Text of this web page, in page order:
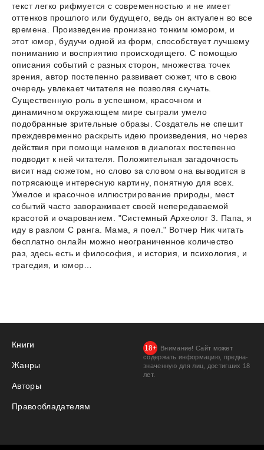
текст легко рифмуется с современностью и не имеет
оттенков прошлого или будущего, ведь он актуален во все
времена. Произведение пронизано тонким юмором, и
этот юмор, будучи одной из форм, способствует лучшему
пониманию и восприятию происходящего. С помощью
описания событий с разных сторон, множества точек
зрения, автор постепенно развивает сюжет, что в свою
очередь увлекает читателя не позволяя скучать.
Существенную роль в успешном, красочном и
динамичном окружающем мире сыграли умело
подобранные зрительные образы. Создатель не спешит
преждевременно раскрыть идею произведения, но через
действия при помощи намеков в диалогах постепенно
подводит к ней читателя. Положительная загадочность
висит над сюжетом, но слово за словом она выводится в
потрясающе интересную картину, понятную для всех.
Умелое и красочное иллюстрирование природы, мест
событий часто завораживает своей непередаваемой
красотой и очарованием. "Системный Археолог 3. Папа, я
иду в разлом C ранга. Мама, я поел." Вотчер Ник читать
бесплатно онлайн можно неограниченное количество
раз, здесь есть и философия, и история, и психология, и
трагедия, и юмор…
Книги
Жанры
Авторы
Правообладателям
Внимание! Сайт может
содержать информацию, предна­
значенную для лиц, дости­гших 18
лет.